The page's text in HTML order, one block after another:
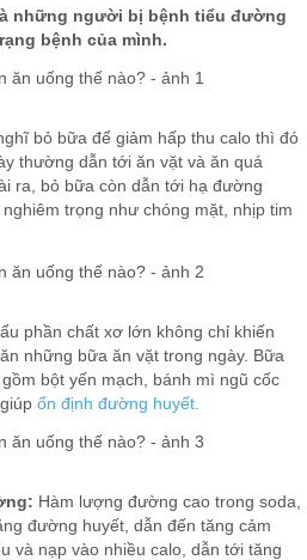
những người bị bệnh tiểu đường
bệnh của mình.
bỏ bữa để giảm hấp thu calo thì đó
thường dẫn tới ăn vặt và ăn quá
ra, bỏ bữa còn dẫn tới hạ đường
trọng như chóng mặt, nhịp tim
phần chất xơ lớn không chỉ khiến
những bữa ăn vặt trong ngày. Bữa
bột yến mạch, bánh mì ngũ cốc
ổn định đường huyết.
Hàm lượng đường cao trong soda,
đường huyết, dẫn đến tăng cảm
và nạp vào nhiều calo, dẫn tới tăng